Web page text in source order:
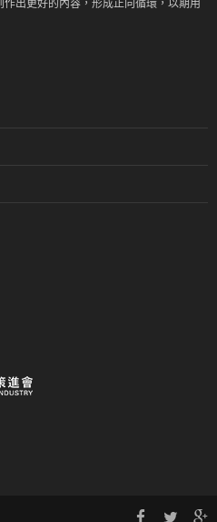
出更好的內容，形成正向循環，以期用